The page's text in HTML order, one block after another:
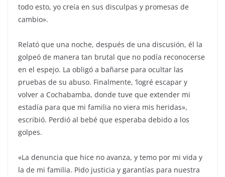
todo esto, yo creía en sus disculpas y promesas de
cambio».
Relató que una noche, después de una discusión, él la
golpeó de manera tan brutal que no podía reconocerse
en el espejo. La obligó a bañarse para ocultar las
pruebas de su abuso. Finalmente, ‘logré escapar y
volver a Cochabamba, donde tuve que extender mi
estadía para que mi familia no viera mis heridas»,
escribió. Perdió al bebé que esperaba debido a los
golpes.
«La denuncia que hice no avanza, y temo por mi vida y
la de mi familia. Pido justicia y garantías para nuestra